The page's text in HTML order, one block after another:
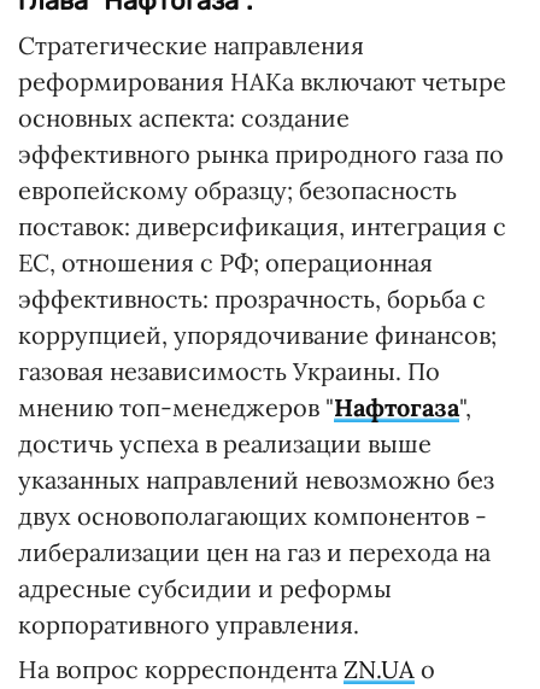
Стратегические направления
реформирования НАКа включают четыре
основных аспекта: создание
эффективного рынка природного газа по
европейскому образцу; безопасность
поставок: диверсификация, интеграция с
ЕС, отношения с РФ; операционная
эффективность: прозрачность, борьба с
коррупцией, упорядочивание финансов;
газовая независимость Украины. По
мнению топ-менеджеров "Нафтогаза",
достичь успеха в реализации выше
указанных направлений невозможно без
двух основополагающих компонентов -
либерализации цен на газ и перехода на
адресные субсидии и реформы
корпоративного управления.
На вопрос корреспондента ZN.UA о